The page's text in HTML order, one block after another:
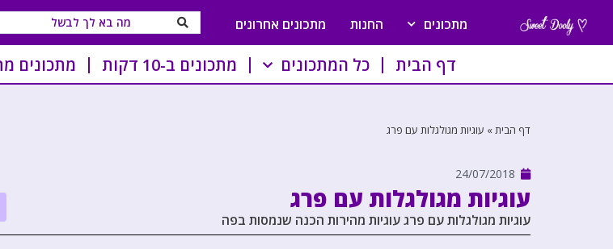
מתכונים החנות מתכונים אחרונים
דף הבית כל המתכונים מתכונים ב-10 דקות מתכונים
דף הבית» עוגיות מגולגלות עם פרג
24/07/2018
עוגיות מגולגלות עם פרג
עוגיות מגולגלות עם פרג עוגיות מהירות הכנה שנמסות בפה